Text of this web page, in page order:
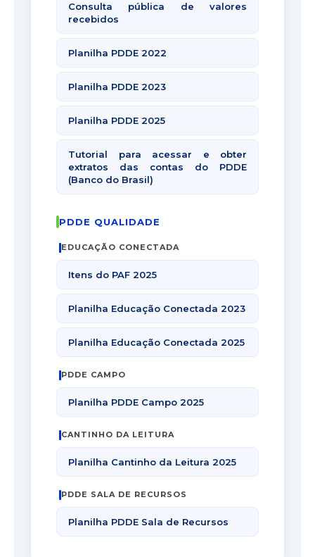
Consulta pública de valores
recebidos
Planilha PDDE 2022
Planilha PDDE 2023
Planilha PDDE 2025
Tutorial para acessar e obter
extratos das contas do PDDE
(Banco do Brasil)
PDDE QUALIDADE
EDUCAÇÃO CONECTADA
Itens do PAF 2025
Planilha Educação Conectada 2023
Planilha Educação Conectada 2025
PDDE CAMPO
Planilha PDDE Campo 2025
CANTINHO DA LEITURA
Planilha Cantinho da Leitura 2025
PDDE SALA DE RECURSOS
Planilha PDDE Sala de Recursos